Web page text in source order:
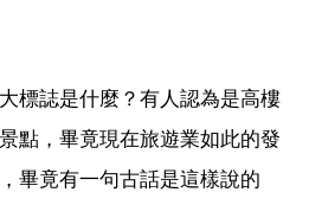
標誌是什麼？有人認為是高樓
點，畢竟現在旅遊業如此的發
畢竟有一句古話是這樣說的